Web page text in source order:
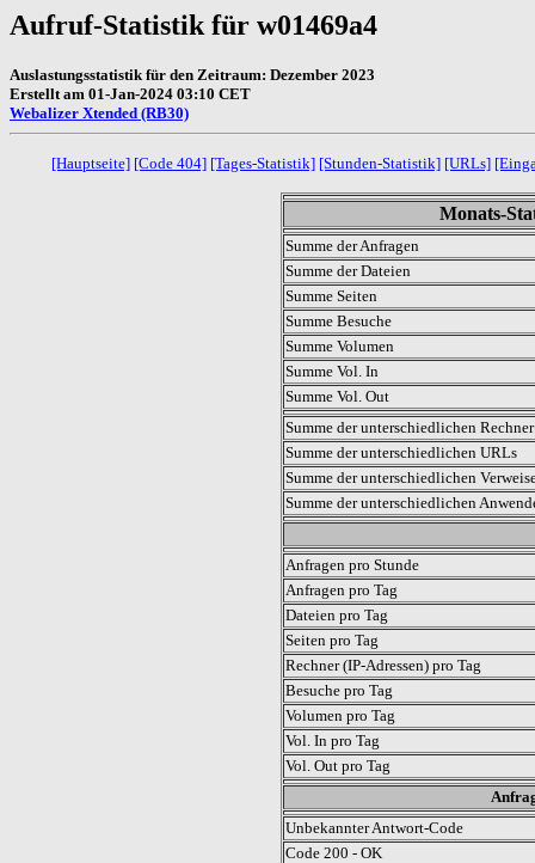
Aufruf-Statistik für w01469a4
Auslastungsstatistik für den Zeitraum: Dezember 2023
Erstellt am 01-Jan-2024 03:10 CET
Webalizer Xtended (RB30)
[Hauptseite] [Code 404] [Tages-Statistik] [Stunden-Statistik] [URLs]
Monats-
Summe der Anfragen
Summe der Dateien
Summe Seiten
Summe Besuche
Summe Volumen
Summe Vol. In
Summe Vol. Out
Summe der unterschiedlichen
Summe der unterschiedlichen URLs
Summe der unterschiedlichen
Summe der unterschiedlichen
Anfragen pro Stunde
Anfragen pro Tag
Dateien pro Tag
Seiten pro Tag
Rechner (IP-Adressen) pro Tag
Besuche pro Tag
Volumen pro Tag
Vol. In pro Tag
Vol. Out pro Tag
Unbekannter Antwort-Code
Code 200 - OK